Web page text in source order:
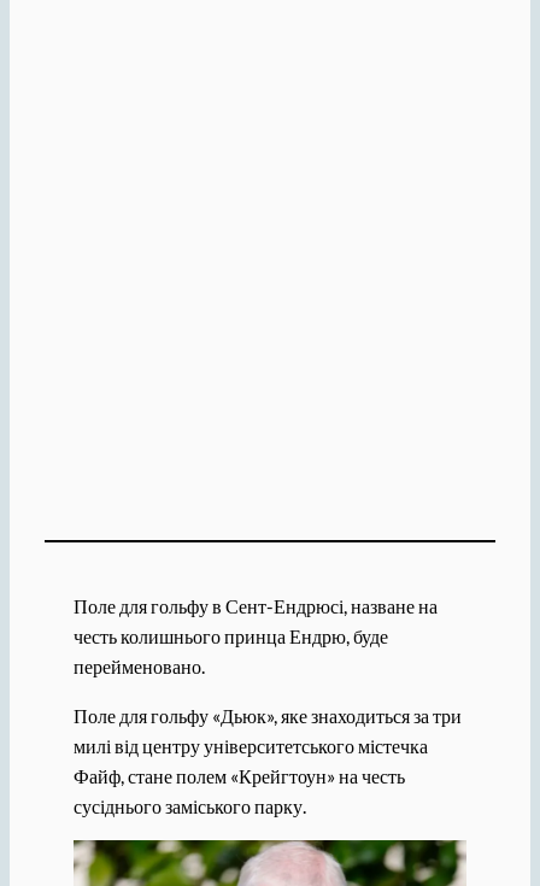
Поле для гольфу в Сент-Ендрюсі, назване на
честь колишнього принца Ендрю, буде
перейменовано.
Поле для гольфу «Дьюк», яке знаходиться за три
милі від центру університетського містечка
Файф, стане полем «Крейгтоун» на честь
сусіднього заміського парку.